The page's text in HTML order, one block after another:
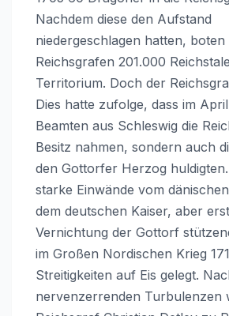
Nachdem diese den Aufstand
niedergeschlagen hatten, boten
Reichsgrafen 201.000
Territorium. Doch der
Dies hatte zufolge, dass im
Beamten aus Schleswig die
Besitz nahmen, sondern auch
den Gottorfer Herzog
starke Einwände vom
dem deutschen Kaiser, aber
Vernichtung der Gottorf
im Großen Nordischen Krieg
Streitigkeiten auf Eis gelegt.
nervenzerrenden Turbulenzen